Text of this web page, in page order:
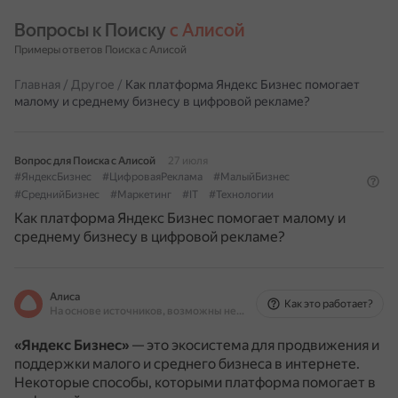
Вопросы к Поиску с Алисой
Примеры ответов Поиска с Алисой
Главная / Другое / Как платформа Яндекс Бизнес помогает
малому и среднему бизнесу в цифровой рекламе?
Вопрос для Поиска с Алисой
27 июля
#ЯндексБизнес
#ЦифроваяРеклама
#МалыйБизнес
#СреднийБизнес
#Маркетинг #IT #Технологии
Как платформа Яндекс Бизнес помогает малому и
среднему бизнесу в цифровой рекламе?
Алиса
На основе источников, возможны неточности
Как это работает?
«Яндекс Бизнес» — это экосистема для продвижения и
поддержки малого и среднего бизнеса в интернете.
Некоторые способы, которыми платформа помогает в